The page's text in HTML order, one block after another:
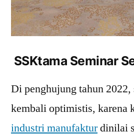
SSKtama Seminar
Di penghujung tahun 2022,
kembali optimistis, karena
industri manufakturdinilai